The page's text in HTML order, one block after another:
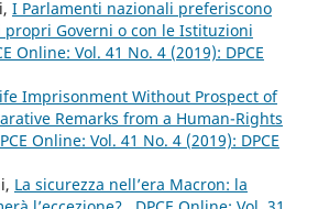
I Parlamenti nazionali preferiscono
Governi o con le Istituzioni
Online: Vol. 41 No. 4 (2019): DPCE
Imprisonment Without Prospect of
Remarks from a Human-Rights
Online: Vol. 41 No. 4 (2019): DPCE
La sicurezza nell’era Macron: la